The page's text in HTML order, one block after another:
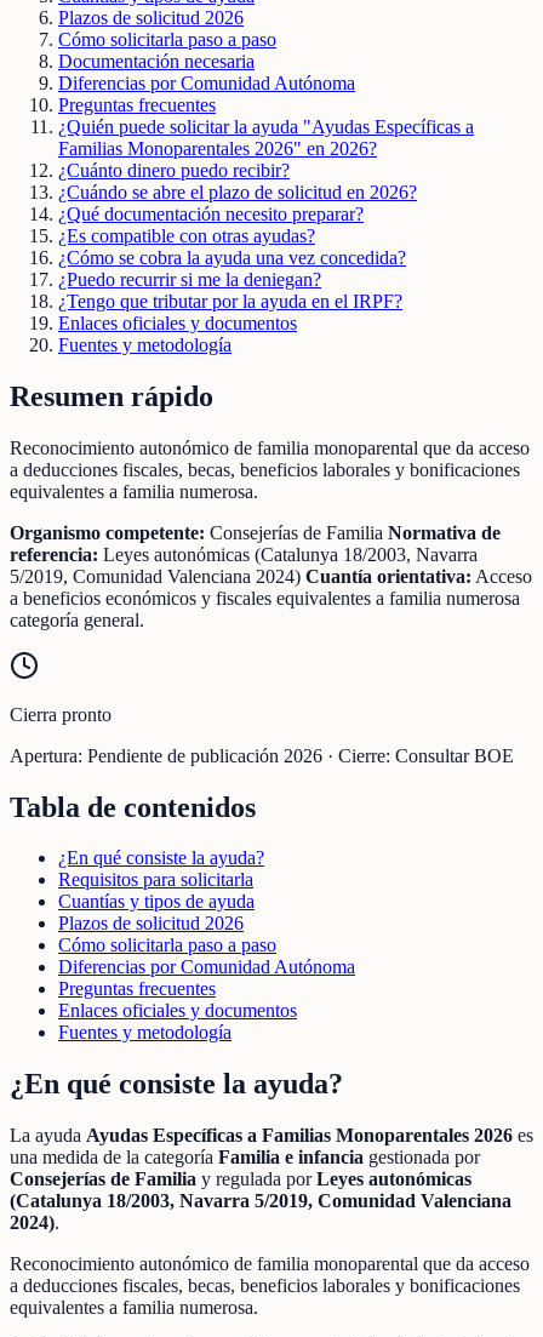
Plazos de solicitud 2026
Cómo solicitarla paso a paso
Documentación necesaria
Diferencias por Comunidad Autónoma
Preguntas frecuentes
¿Quién puede solicitar la ayuda "Ayudas Específicas a
Familias Monoparentales 2026" en 2026?
¿Cuánto dinero puedo recibir?
¿Cuándo se abre el plazo de solicitud en 2026?
¿Qué documentación necesito preparar?
¿Es compatible con otras ayudas?
¿Cómo se cobra la ayuda una vez concedida?
¿Puedo recurrir si me la deniegan?
¿Tengo que tributar por la ayuda en el IRPF?
Enlaces oficiales y documentos
Fuentes y metodología
Resumen rápido
Reconocimiento autonómico de familia monoparental que da acceso
a deducciones fiscales, becas, beneficios laborales y bonificaciones
equivalentes a familia numerosa.
Organismo competente: Consejerías de Familia Normativa de
referencia: Leyes autonómicas (Catalunya 18/2003, Navarra
5/2019, Comunidad Valenciana 2024) Cuantía orientativa: Acceso
a beneficios económicos y fiscales equivalentes a familia numerosa
categoría general.
Cierra pronto
Apertura: Pendiente de publicación 2026 · Cierre: Consultar BOE
Tabla de contenidos
¿En qué consiste la ayuda?
Requisitos para solicitarla
Cuantías y tipos de ayuda
Plazos de solicitud 2026
Cómo solicitarla paso a paso
Diferencias por Comunidad Autónoma
Preguntas frecuentes
Enlaces oficiales y documentos
Fuentes y metodología
¿En qué consiste la ayuda?
La ayuda Ayudas Específicas a Familias Monoparentales 2026 es
una medida de la categoría Familia e infancia gestionada por
Consejerías de Familia y regulada porLeyes autonómicas
(Catalunya 18/2003, Navarra 5/2019, Comunidad Valenciana
2024).
Reconocimiento autonómico de familia monoparental que da acceso
a deducciones fiscales, becas, beneficios laborales y bonificaciones
equivalentes a familia numerosa.